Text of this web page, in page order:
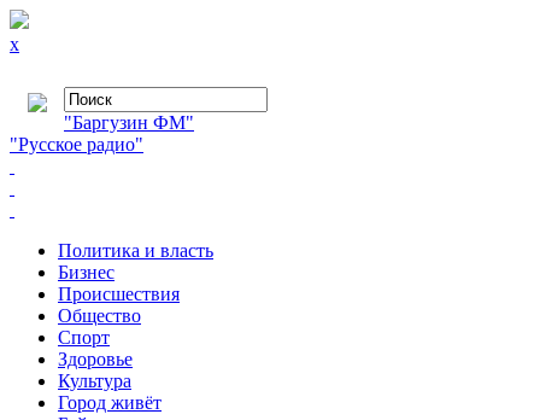
x
"Баргузин ФМ"
"Русское радио"
Политика и власть
Бизнес
Происшествия
Общество
Cпорт
Здоровье
Культура
Город живёт